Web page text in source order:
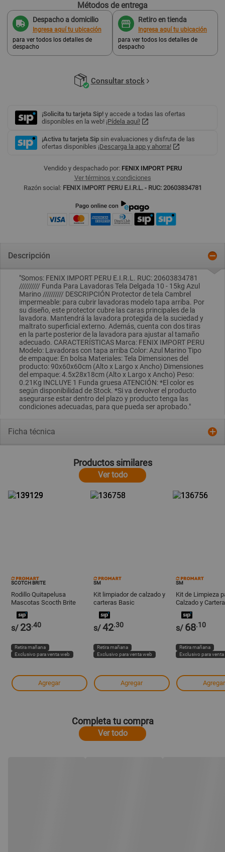
Métodos de entrega
Despacho a domicilio
Ingresa aquí tu ubicación
para ver todos los detalles de
despacho
Retiro en tienda
Ingresa aquí tu ubicación
para ver todos los detalles de
despacho
Consultar stock
¡Solicita tu tarjeta Sip! y accede a todas las ofertas
disponibles en la web! ¡Pídela aquí!
¡Activa tu tarjeta Sip sin evaluaciones y disfruta de las
ofertas disponibles ¡Descarga la app y ahorra!
Vendido y despachado por: FENIX IMPORT PERU
Ver términos y condiciones
Razón social: FENIX IMPORT PERU E.I.R.L. - RUC: 20603834781
Descripción
"Somos: FENIX IMPORT PERU E.I.R.L. RUC: 20603834781
////////// Funda Para Lavadoras Tela Delgada 10 - 15kg Azul
Marino ////////// DESCRIPCIÓN Protector de tela Cambrel
impermeable: para cubrir lavadoras modelo tapa arriba. Por
su diseño, este protector cubre las caras principales de la
lavadora. Mantendrá la lavadora protegida de la suciedad y
maltrato superficial externo. Además, cuenta con dos tiras
en la parte posterior de la lavadora para ajustar al tamaño
adecuado. CARACTERÍSTICAS Marca: FENIX IMPORT PERU
Modelo: Lavadoras con tapa arriba Color: Azul Marino Tipo
de empaque: En bolsa Materiales: Tela Dimensiones del
producto: 90x60x60cm (Alto x Largo x Ancho) Dimensiones
del empaque: 4.5x28x18cm (Alto x Largo x Ancho) Peso:
0.21Kg INCLUYE 1 Funda gruesa ATENCIÓN: *El color es
según disponibilidad de Stock. *Si va devolver el producto
asegurarse estar dentro del plazo y producto tenga las
condiciones adecuadas, para que pueda ser aprobado."
Ficha técnica
Productos similares
Ver todo
SCOTCH BRITE
Rodillo Quitapelusa
Mascotas Scocth Brite
s/ 23.40
Retira mañana
Exclusivo para venta web
Agregar
SM
Kit limpiador de calzado y
carteras Basic
s/42.30
Retira mañana
Exclusivo para venta web
Agregar
SM
Kit de Limpieza
Calzado y
s/ 68.10
Retira mañana
Exclusivo para
Agregar
Completa tu compra
Ver todo